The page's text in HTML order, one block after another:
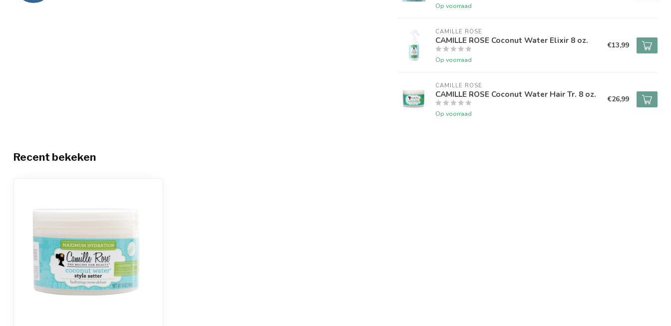
Op voorraad
CAMILLE ROSE
CAMILLE ROSE Coconut Water Elixir 8 oz.
Op voorraad
€13,99
CAMILLE ROSE
CAMILLE ROSE Coconut Water Hair Tr. 8 oz.
Op voorraad
€26,99
Recent bekeken